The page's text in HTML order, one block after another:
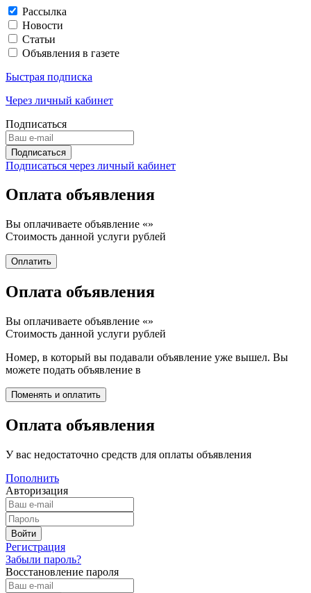
Рассылка
Новости
Статьи
Объявления в газете
Быстрая подписка
Через личный кабинет
Подписаться
Подписаться через личный кабинет
Оплата объявления
Вы оплачиваете объявление «»
Стоимость данной услуги рублей
Оплата объявления
Вы оплачиваете объявление «»
Стоимость данной услуги рублей
Номер, в который вы подавали объявление уже вышел. Вы
можете подать объявление в
Оплата объявления
У вас недостаточно средств для оплаты объявления
Пополнить
Авторизация
Регистрация
Забыли пароль?
Восстановление пароля